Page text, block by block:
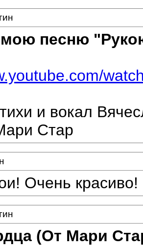
мою песню
и вокал
Стар
Очень
(От Мари